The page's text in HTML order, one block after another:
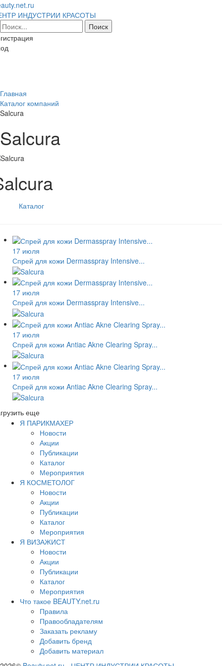
ИНДУСТРИИ КРАСОТЫ
Главная
Каталог компаний
Salcura
Salcura
Каталог
17 июля
Спрей для кожи Dermasspray Intensive...
17 июля
Спрей для кожи Dermasspray Intensive...
17 июля
Спрей для кожи Antiac Akne Clearing Spray...
17 июля
Спрей для кожи Antiac Akne Clearing Spray...
еще
Я ПАРИКМАХЕР
Новости
Акции
Публикации
Каталог
Мероприятия
Я КОСМЕТОЛОГ
Новости
Акции
Публикации
Каталог
Мероприятия
Я ВИЗАЖИСТ
Новости
Акции
Публикации
Каталог
Мероприятия
Что такое BEAUTY.net.ru
Правила
Правообладателям
Заказать рекламу
Добавить бренд
Добавить материал